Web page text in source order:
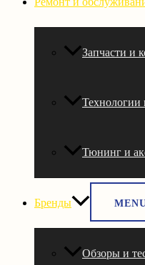
Запчасти и
Технологии
Тюнинг и
Бренды
Обзоры и